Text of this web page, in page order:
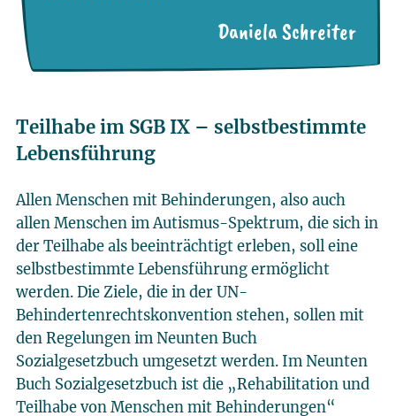
Daniela Schreiter
Teilhabe im SGB IX – selbstbestimmte
Lebensführung
Allen Menschen mit Behinderungen, also auch
allen Menschen im Autismus-Spektrum, die sich in
der Teilhabe als beeinträchtigt erleben, soll eine
selbstbestimmte Lebensführung ermöglicht
werden. Die Ziele, die in der UN-
Behindertenrechtskonvention stehen, sollen mit
den Regelungen im Neunten Buch
Sozialgesetzbuch umgesetzt werden. Im Neunten
Buch Sozialgesetzbuch ist die „Rehabilitation und
Teilhabe von Menschen mit Behinderungen“